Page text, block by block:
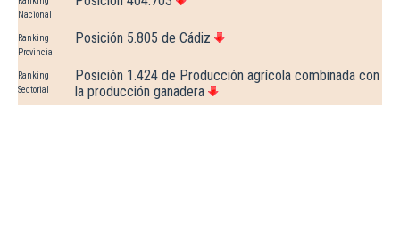
Nacional
Ranking
Provincial
Posición 5.805 de Cádiz
Ranking
Sectorial
Posición 1.424 de Producción agrícola combinada con
la producción ganadera